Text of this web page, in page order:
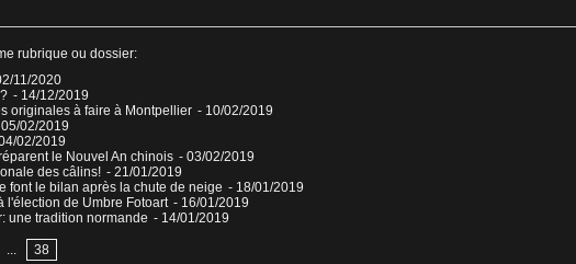
rubrique ou dossier:
11/2020
- 14/12/2019
originales à faire à Montpellier - 10/02/2019
02/2019
02/2019
le Nouvel An chinois - 03/02/2019
des câlins! - 21/01/2019
font le bilan après la chute de neige - 18/01/2019
l'élection de Umbre Fotoart - 16/01/2019
une tradition normande - 14/01/2019
... 38